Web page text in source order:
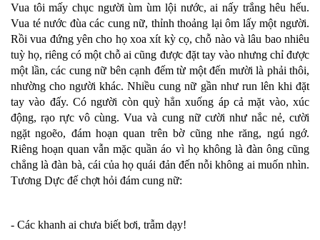
Vua tôi mấy chục người ùm ùm lội nước, ai nấy trắng hêu hếu.
Vua té nước đùa các cung nữ, thỉnh thoảng lại ôm lấy một người.
Rồi vua đứng yên cho họ xoa xít kỳ cọ, chỗ nào và lâu bao nhiêu
tuỳ họ, riêng có một chỗ ai cũng được đặt tay vào nhưng chỉ được
một lần, các cung nữ bên cạnh đếm từ một đến mười là phải thôi,
nhường cho người khác. Nhiều cung nữ gần như run lên khi đặt
tay vào đấy. Có người còn quỳ hẳn xuống áp cả mặt vào, xúc
động, rạo rực vô cùng. Vua và cung nữ cười như nắc nẻ, cười
ngặt ngoẽo, đám hoạn quan trên bờ cũng nhe răng, ngú ngớ.
Riêng hoạn quan vẫn mặc quần áo vì họ không là đàn ông cũng
chẳng là đàn bà, cái của họ quái đản đến nỗi không ai muốn nhìn.
Tương Dực đế chợt hỏi đám cung nữ:
- Các khanh ai chưa biết bơi, trẫm dạy!